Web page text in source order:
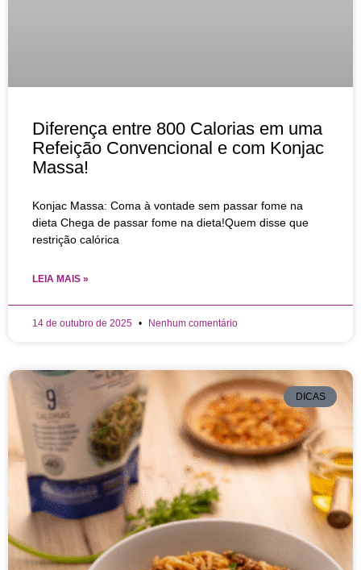
Diferença entre 800 Calorias em uma
Refeição Convencional e com Konjac
Massa!
Konjac Massa: Coma à vontade sem passar fome na
dieta Chega de passar fome na dieta!Quem disse que
restrição calórica
LEIA MAIS »
14 de outubro de 2025 Nenhum comentário
DICAS